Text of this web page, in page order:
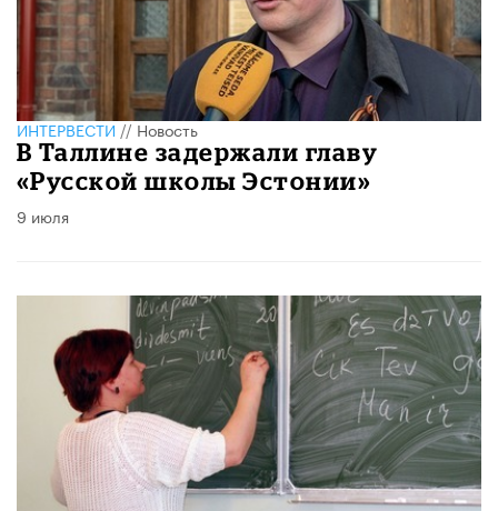
ИНТЕРВЕСТИ//Новость
В Таллине задержали главу
«Русской школы Эстонии»
9 июля